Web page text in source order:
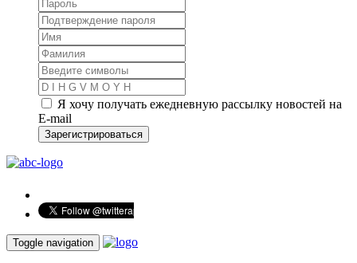
Я хочу получать ежедневную рассылку новостей на
E-mail
Зарегистрироваться
Toggle navigation